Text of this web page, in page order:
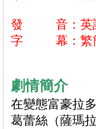
發 音：英
字 幕：繁簡
劇情簡介
在變態富豪拉
葛蕾絲（薩瑪